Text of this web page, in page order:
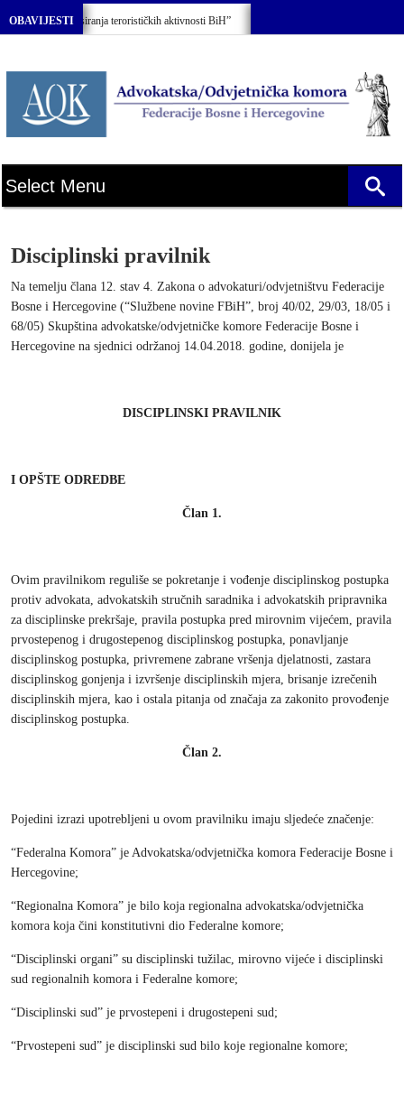
OBAVIJESTI
i finasiranja terorističkih aktivnosti BiH”
Disciplinski pravilnik
Na temelju člana 12. stav 4. Zakona o advokaturi/odvjetništvu Federacije
Bosne i Hercegovine (“Službene novine FBiH”, broj 40/02, 29/03, 18/05 i
68/05) Skupština advokatske/odvjetničke komore Federacije Bosne i
Hercegovine na sjednici održanoj 14.04.2018. godine, donijela je
DISCIPLINSKI PRAVILNIK
I OPŠTE ODREDBE
Član 1.
Ovim pravilnikom reguliše se pokretanje i vođenje disciplinskog postupka
protiv advokata, advokatskih stručnih saradnika i advokatskih pripravnika
za disciplinske prekršaje, pravila postupka pred mirovnim vijećem, pravila
prvostepenog i drugostepenog disciplinskog postupka, ponavljanje
disciplinskog postupka, privremene zabrane vršenja djelatnosti, zastara
disciplinskog gonjenja i izvršenje disciplinskih mjera, brisanje izrečenih
disciplinskih mjera, kao i ostala pitanja od značaja za zakonito provođenje
disciplinskog postupka.
Član 2.
Pojedini izrazi upotrebljeni u ovom pravilniku imaju sljedeće značenje:
“Federalna Komora” je Advokatska/odvjetnička komora Federacije Bosne i
Hercegovine;
“Regionalna Komora” je bilo koja regionalna advokatska/odvjetnička
komora koja čini konstitutivni dio Federalne komore;
“Disciplinski organi” su disciplinski tužilac, mirovno vijeće i disciplinski
sud regionalnih komora i Federalne komore;
“Disciplinski sud” je prvostepeni i drugostepeni sud;
“Prvostepeni sud” je disciplinski sud bilo koje regionalne komore;